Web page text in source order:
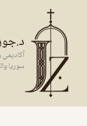
المحتوى
سوريا